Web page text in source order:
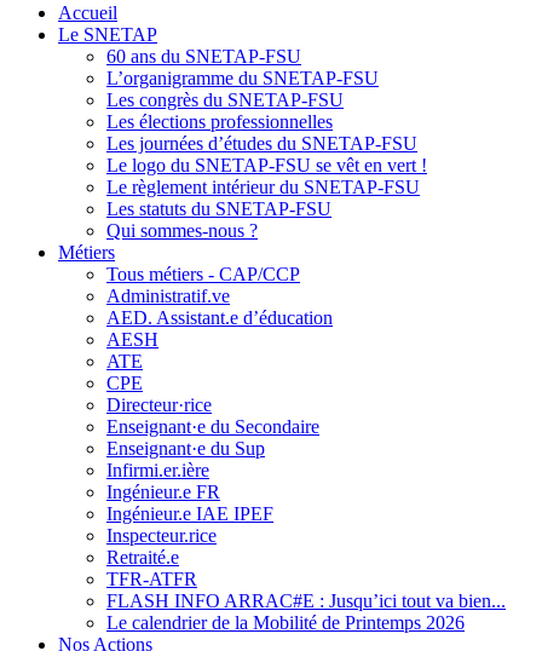
Accueil
Le SNETAP
60 ans du SNETAP-FSU
L’organigramme du SNETAP-FSU
Les congrès du SNETAP-FSU
Les élections professionnelles
Les journées d’études du SNETAP-FSU
Le logo du SNETAP-FSU se vêt en vert !
Le règlement intérieur du SNETAP-FSU
Les statuts du SNETAP-FSU
Qui sommes-nous ?
Métiers
Tous métiers - CAP/CCP
Administratif.ve
AED. Assistant.e d’éducation
AESH
ATE
CPE
Directeur·rice
Enseignant·e du Secondaire
Enseignant·e du Sup
Infirmi.er.ière
Ingénieur.e FR
Ingénieur.e IAE IPEF
Inspecteur.rice
Retraité.e
TFR-ATFR
FLASH INFO ARRAC#E : Jusqu’ici tout va bien...
Le calendrier de la Mobilité de Printemps 2026
Nos Actions